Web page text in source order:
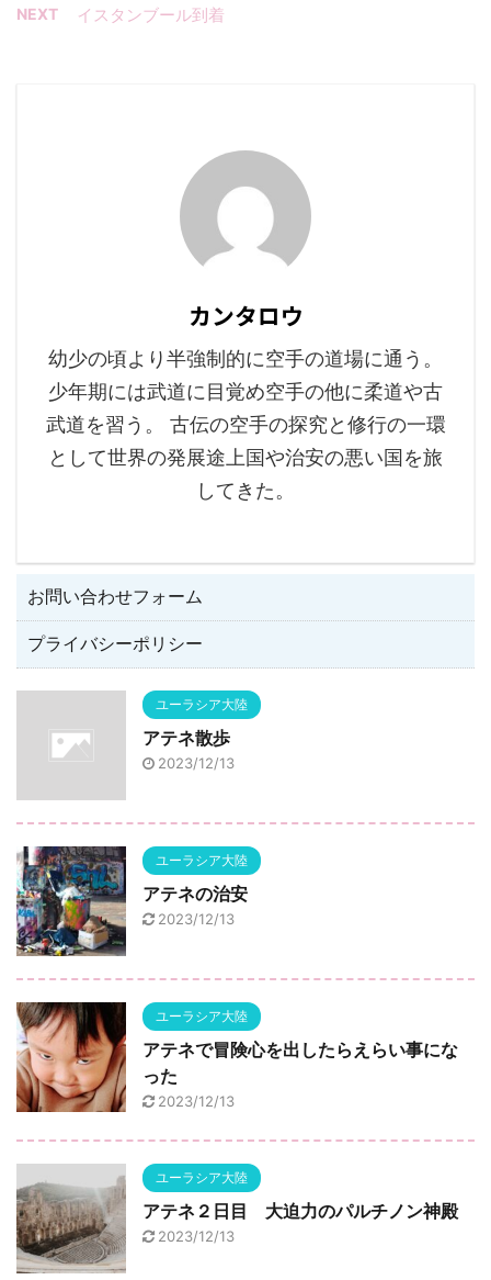
NEXT イスタンブール到着
カンタロウ
幼少の頃より半強制的に空手の道場に通う。
少年期には武道に目覚め空手の他に柔道や古
武道を習う。 古伝の空手の探究と修行の一環
として世界の発展途上国や治安の悪い国を旅
してきた。
お問い合わせフォーム
プライバシーポリシー
ユーラシア大陸
アテネ散歩
2023/12/13
ユーラシア大陸
アテネの治安
2023/12/13
ユーラシア大陸
アテネで冒険心を出したらえらい事にな
った
2023/12/13
ユーラシア大陸
アテネ２日目 大迫力のパルチノン神殿
2023/12/13